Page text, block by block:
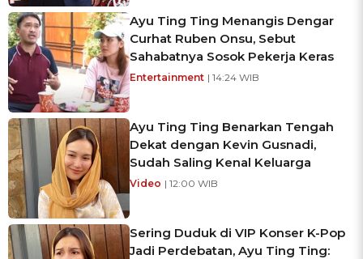
Ayu Ting Ting Menangis Dengar
Curhat Ruben Onsu, Sebut
Sahabatnya Sosok Pekerja Keras
Entertainment | 14:24 WIB
Ayu Ting Ting Benarkan Tengah
Dekat dengan Kevin Gusnadi,
Sudah Saling Kenal Keluarga
Video | 12:00 WIB
Sering Duduk di VIP Konser K-Pop
Jadi Perdebatan, Ayu Ting Ting: